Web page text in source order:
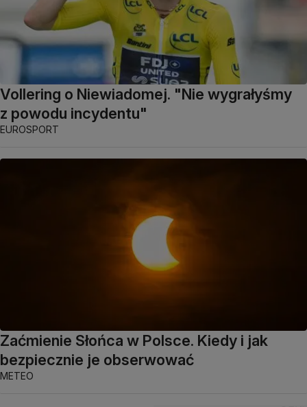
Vollering o Niewiadomej. "Nie wygrałyśmy
z powodu incydentu"
EUROSPORT
Zaćmienie Słońca w Polsce. Kiedy i jak
bezpiecznie je obserwować
METEO